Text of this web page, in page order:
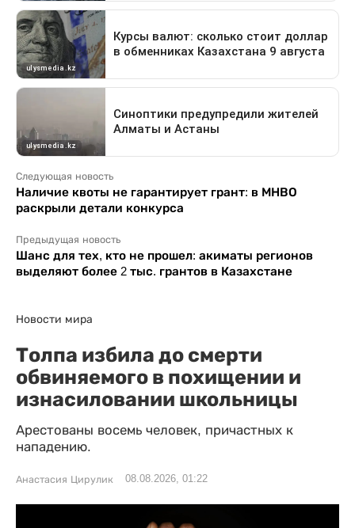
Следующая новость
Наличие квоты не гарантирует грант: в МНВО
раскрыли детали конкурса
Предыдущая новость
Шанс для тех, кто не прошел: акиматы регионов
выделяют более 2 тыс. грантов в Казахстане
Новости мира
Толпа избила до смерти
обвиняемого в похищении и
изнасиловании школьницы
Арестованы восемь человек, причастных к
нападению.
Анастасия Цирулик 08.08.2026, 01:22